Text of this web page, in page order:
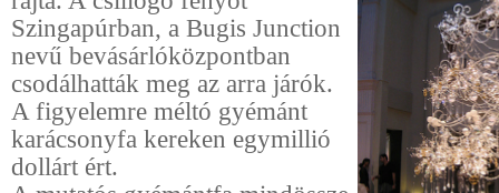
Szingapúrban, a Bugis Junction
nevű bevásárlóközpontban
csodálhatták meg az arra járók.
A figyelemre méltó gyémánt
karácsonyfa kereken egymillió
dollárt ért.